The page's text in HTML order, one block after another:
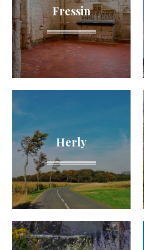
Fressin
Herly